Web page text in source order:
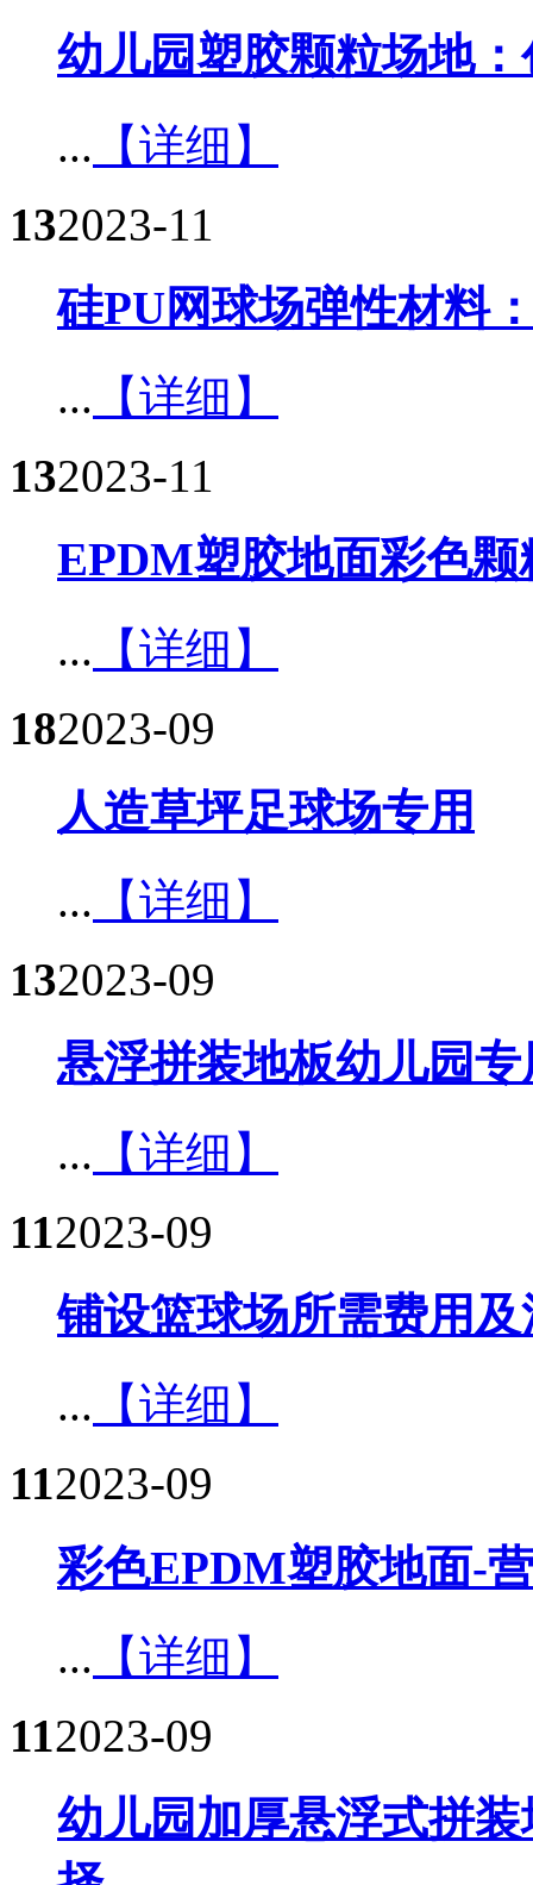
幼儿园塑胶颗粒场地
... 【详细】
132023-11
硅PU网球场弹性材料
... 【详细】
132023-11
EPDM塑胶地面彩色
... 【详细】
182023-09
人造草坪足球场专用​
... 【详细】
132023-09
悬浮拼装地板幼儿园专
... 【详细】
112023-09
铺设篮球场所需费用
... 【详细】
112023-09
彩色EPDM塑胶地面-
... 【详细】
112023-09
幼儿园加厚悬浮式拼